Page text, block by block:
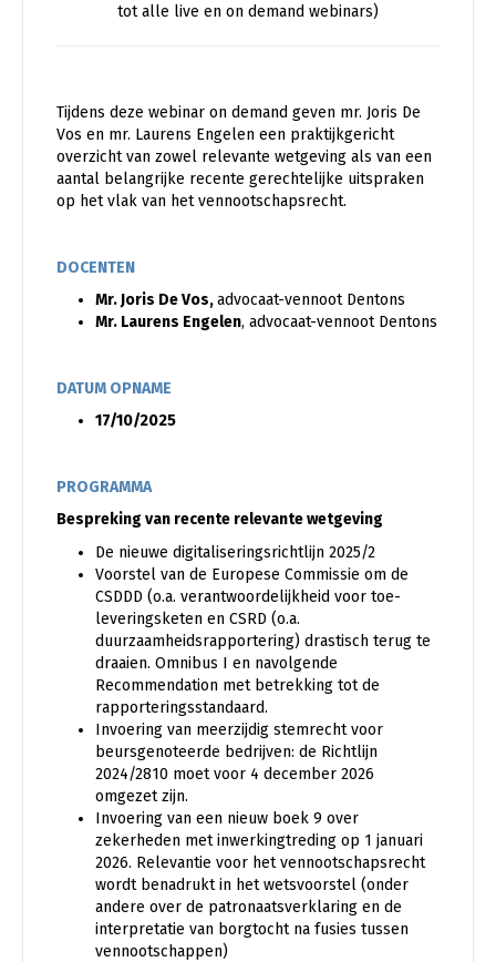
tot alle live en on demand webinars)
Tijdens deze webinar on demand geven mr. Joris De
Vos en mr. Laurens Engelen een praktijkgericht
overzicht van zowel relevante wetgeving als van een
aantal belangrijke recente gerechtelijke uitspraken
op het vlak van het vennootschapsrecht.
DOCENTEN
Mr. Joris De Vos,advocaat-vennoot Dentons
Mr. Laurens Engelen, advocaat-vennoot Dentons
DATUM OPNAME
17/10/2025
PROGRAMMA
Bespreking van recente relevante wetgeving
De nieuwe digitaliseringsrichtlijn 2025/2
Voorstel van de Europese Commissie om de
CSDDD (o.a. verantwoordelijkheid voor toe-
leveringsketen en CSRD (o.a.
duurzaamheidsrapportering) drastisch terug te
draaien. Omnibus I en navolgende
Recommendation met betrekking tot de
rapporteringsstandaard.
Invoering van meerzijdig stemrecht voor
beursgenoteerde bedrijven: de Richtlijn
2024/2810 moet voor 4 december 2026
omgezet zijn.
Invoering van een nieuw boek 9 over
zekerheden met inwerkingtreding op 1 januari
2026. Relevantie voor het vennootschapsrecht
wordt benadrukt in het wetsvoorstel (onder
andere over de patronaatsverklaring en de
interpretatie van borgtocht na fusies tussen
vennootschappen)